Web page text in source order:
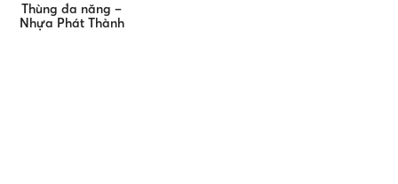
Thùng đa năng –
Nhựa Phát Thành